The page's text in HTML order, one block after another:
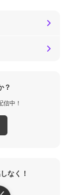
？
中！
なく！